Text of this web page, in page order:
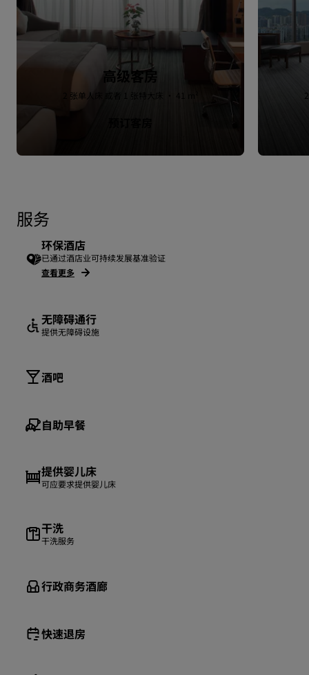
高级客房
2 张单人床 或者 1 张特大床 · 41 m²
服务
环保酒店
已通过酒店业可持续发展基准验证
查看更多
无障碍通行
提供无障碍设施
酒吧
自助早餐
提供婴儿床
可应要求提供婴儿床
干洗
干洗服务
行政商务酒廊
快速退房